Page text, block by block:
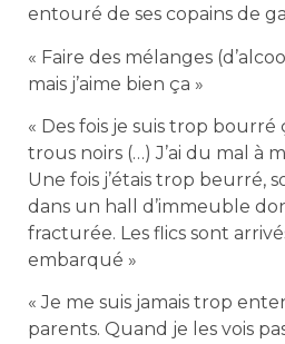
entouré de ses copains de
« Faire des mélanges
mais j’aime bien ça »
« Des fois je suis trop bourré
trous noirs (…) J’ai du mal à
Une fois j’étais trop beurré,
dans un hall d’immeuble
fracturée. Les flics sont
embarqué »
« Je me suis jamais trop
parents. Quand je les vois